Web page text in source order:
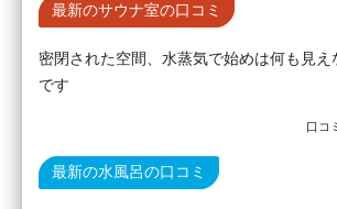
最新のサウナ室の口コミ
密閉された空間、水蒸気で始めは何も見え
です
口コ
最新の水風呂の口コミ